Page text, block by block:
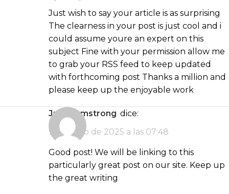
Just wish to say your article is as surprising
The clearness in your post is just cool and i
could assume youre an expert on this
subject Fine with your permission allow me
to grab your RSS feed to keep updated
with forthcoming post Thanks a million and
please keep up the enjoyable work
Jada Armstrong dice:
9 de junio de 2025 a las 07:48
Good post! We will be linking to this
particularly great post on our site. Keep up
the great writing